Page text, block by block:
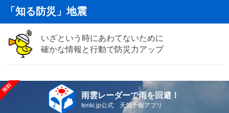
「知る防災」地震
いざという時にあわてないために
確かな情報と行動で防災力アップ
雨雲レーダーで雨を回避！
tenki.jp公式 天気予報アプリ